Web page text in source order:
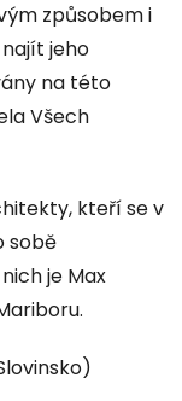
způsobem i
jeho
na této
Všech
kteří se v
sobě
je Max